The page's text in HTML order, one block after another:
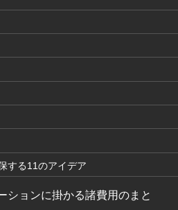
する11のアイデア
ションに掛かる諸費用のまと